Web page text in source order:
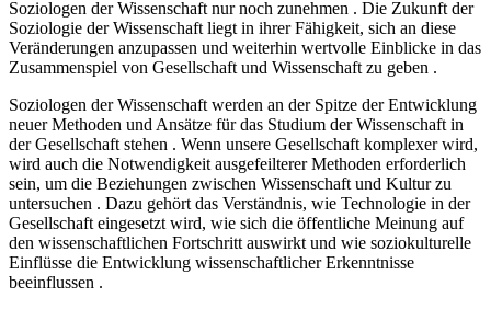
Soziologen der Wissenschaft nur noch zunehmen . Die Zukunft der
Soziologie der Wissenschaft liegt in ihrer Fähigkeit, sich an diese
Veränderungen anzupassen und weiterhin wertvolle Einblicke in das
Zusammenspiel von Gesellschaft und Wissenschaft zu geben .
Soziologen der Wissenschaft werden an der Spitze der Entwicklung
neuer Methoden und Ansätze für das Studium der Wissenschaft in
der Gesellschaft stehen . Wenn unsere Gesellschaft komplexer wird,
wird auch die Notwendigkeit ausgefeilterer Methoden erforderlich
sein, um die Beziehungen zwischen Wissenschaft und Kultur zu
untersuchen . Dazu gehört das Verständnis, wie Technologie in der
Gesellschaft eingesetzt wird, wie sich die öffentliche Meinung auf
den wissenschaftlichen Fortschritt auswirkt und wie soziokulturelle
Einflüsse die Entwicklung wissenschaftlicher Erkenntnisse
beeinflussen .